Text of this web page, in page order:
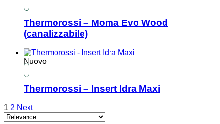
Thermorossi – Moma Evo Wood
(canalizzabile)
Nuovo
Thermorossi – Insert Idra Maxi
1 2 Next